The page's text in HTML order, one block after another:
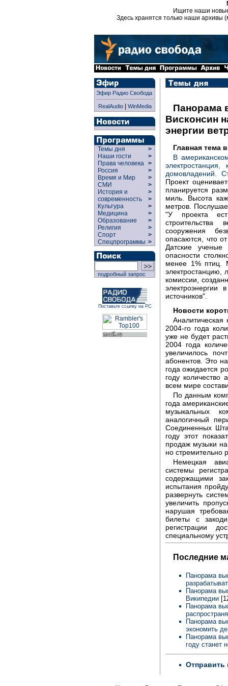
Ищите наши
Здесь хранятся только наши архивы
Эфир Радио Свобода
RealAudio| WinMedia
Темы дня
>
Наши гости
>
Права человека >
Россия
>
Время и Мир
>
СМИ
>
История и
современность
>
>
Культура
>
Медицина
>
Образование
>
Религия
>
Спорт
>
Спецпрограммы >
подробный запрос
Поставьте ссылку на РС
Панорама
Висконсин
энергии
Главная тема
В
домовладений.
Проект
планируется
миль. Высота
метров.
"У проекта
строительства
сооружения
опасаются, что
Датские
опасности
менее 1% птиц.
электростанцию,
комиссии,
электроэнергии
источников".
Новости
Аналитическая
2004-го года
уже не будет
2004 года
увеличилось
абонентов. Это
года ожидается
году количество
всем мире
По данным
года
музыкальных
аналогичный
Соединенных
году этот
продаж музыки
но стремительно
Немецкая
системы
содержащими
испытания
развернуть
увеличить
нарушая
билеты с
регистрации
специальному
Последние
Панорама
Панорама
Википедии
Панорама
Панорама
экономить
Панорама
году станет
Отправить